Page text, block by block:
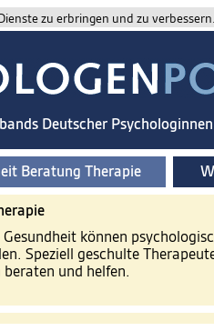
zu erbringen und zu
Deutscher
Beratung Therapie
können
Speziell geschulte
und helfen.